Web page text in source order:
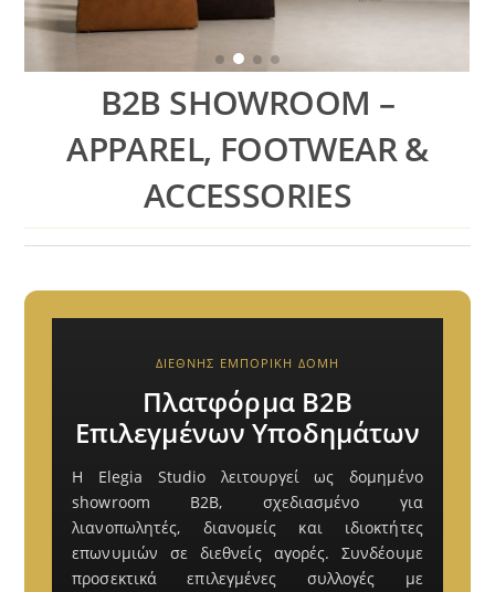
B2B SHOWROOM –
APPAREL, FOOTWEAR &
ACCESSORIES
ΔΙΕΘΝΗΣ ΕΜΠΟΡΙΚΗ ΔΟΜΗ
Πλατφόρμα B2B
Επιλεγμένων Υποδημάτων
Η Elegia Studio λειτουργεί ως δομημένο
showroom B2B, σχεδιασμένο για
λιανοπωλητές, διανομείς και ιδιοκτήτες
επωνυμιών σε διεθνείς αγορές. Συνδέουμε
προσεκτικά επιλεγμένες συλλογές με